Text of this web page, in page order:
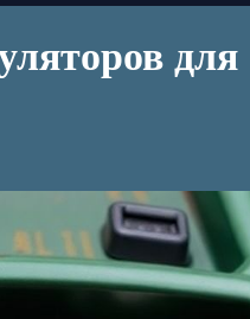
для